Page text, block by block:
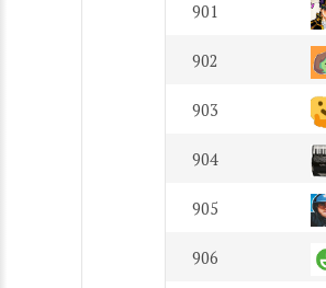
901
902
903
904
905
906